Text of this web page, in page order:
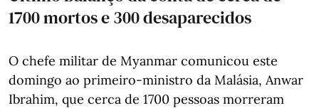
1700 mortos e 300 desaparecidos
O chefe militar de Myanmar comunicou este
domingo ao primeiro-ministro da Malásia, Anwar
Ibrahim, que cerca de 1700 pessoas morreram